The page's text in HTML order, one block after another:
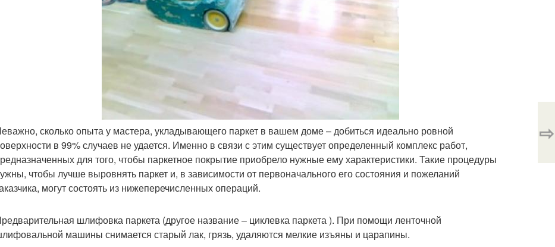
сколько опыта у мастера, укладывающего паркет в вашем доме – добиться идеально ровной
в 99% случаев не удается. Именно в связи с этим существует определенный комплекс работ,
для того, чтобы паркетное покрытие приобрело нужные ему характеристики. Такие процедуры
чтобы лучше выровнять паркет и, в зависимости от первоначального его состояния и пожеланий
могут состоять из нижеперечисленных операций.
шлифовка паркета (другое название – циклевка паркета ). При помощи ленточной
машины снимается старый лак, грязь, удаляются мелкие изъяны и царапины.
⇨